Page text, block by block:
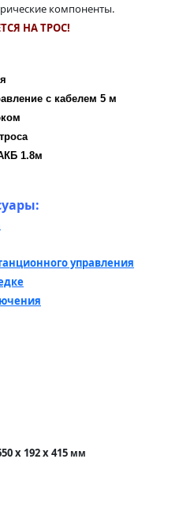
компоненты.
НА ТРОС!
с кабелем 5 м
1.8м
управления
x 192 x 415 мм